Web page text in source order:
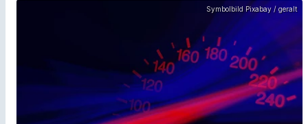
Symbolbild Pixabay / geralt